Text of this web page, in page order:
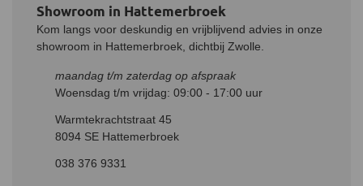
het gewicht onder aan de borstel te hangen, zodat deze naar
beneden wordt getrokken. Zorg ervoor dat je de borstel steeds op
en neer naar beneden beweegt om een optimale reiniging te
Showroom in Hattemerbroek
Kom langs voor deskundig en vrijblijvend advies in onze
showroom in Hattemerbroek, dichtbij Zwolle.
maandag t/m zaterdag op afspraak
Woensdag t/m vrijdag: 09:00 - 17:00 uur
Warmtekrachtstraat 45
8094 SE Hattemerbroek
038 376 9331